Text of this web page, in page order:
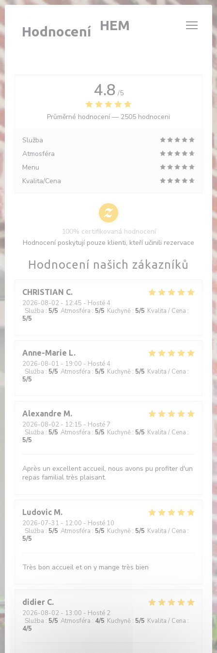
Panel pro správu cookies
L'ÉTABLE DE HEM
Hodnocení
Hodnocení našich zákazníků
CHRISTIAN C
2026-08-02 - 12:45 - Hosté 4
Služba : 5/5 Atmosféra : 5/5 Kuchyně : 5/5 Kvalita / Cena :
5/5
Anne-Marie L
2026-08-01 - 19:00 - Hosté 4
Služba : 5/5 Atmosféra : 5/5 Kuchyně : 5/5 Kvalita / Cena :
5/5
Alexandre M
2026-08-02 - 12:15 - Hosté 7
Služba : 5/5 Atmosféra : 5/5 Kuchyně : 5/5 Kvalita / Cena :
5/5
Après un excellent accueil, nous avons pu profiter d'un
repas familial très plaisant.
Ludovic M
2026-07-31 - 12:00 - Hosté 10
Služba : 5/5 Atmosféra : 5/5 Kuchyně : 5/5 Kvalita / Cena :
5/5
Très bon accueil et on y mange très bien
didier C
2026-08-02 - 13:00 - Hosté 2
Služba : 5/5 Atmosféra : 4/5 Kuchyně : 5/5 Kvalita / Cena :
4/5
4.8 /5
Průměrné hodnocení — 2505 hodnoceni
Služba
Atmosféra
Menu
Kvalita/Cena
100% certifikovaná hodnocení
Hodnocení poskytují pouze klienti, kteří učinili rezervace